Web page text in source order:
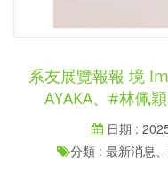
系友展覽報報 境
AYAKA、#林佩
日期 :
分類 : 最新消息、